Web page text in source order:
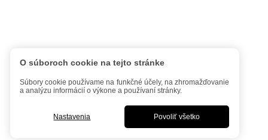
O súboroch cookie na tejto stránke
Súbory cookie používame na funkčné účely, na zhromažďovanie
a analýzu informácií o výkone a používaní stránky.
Nastavenia Povoliť všetko